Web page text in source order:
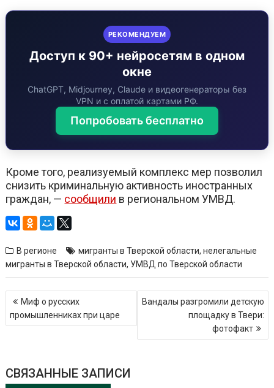
РЕКОМЕНДУЕМ
Доступ к 90+ нейросетям в одном
окне
ChatGPT, Midjourney, Claude и видеогенераторы без
VPN и с оплатой картами РФ.
Попробовать бесплатно
Кроме того, реализуемый комплекс мер позволил
снизить криминальную активность иностранных
граждан, — сообщили в региональном УМВД.
В регионе мигранты в Тверской области,нелегальные
мигранты в Тверской области, УМВД по Тверской области
Навигация
по
записям
Миф о русских
промышленниках при царе
Вандалы разгромили детскую
площадку в Твери:
фотофакт
СВЯЗАННЫЕ ЗАПИСИ